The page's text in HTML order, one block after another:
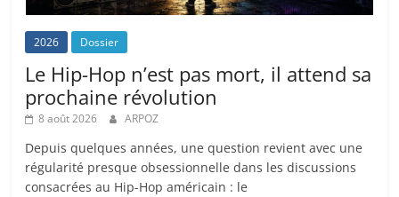
2026 Dossier
Le Hip-Hop n’est pas mort, il attend sa
prochaine révolution
8 août 2026 ARPOZ
Depuis quelques années, une question revient avec une
régularité presque obsessionnelle dans les discussions
consacrées au Hip-Hop américain : le